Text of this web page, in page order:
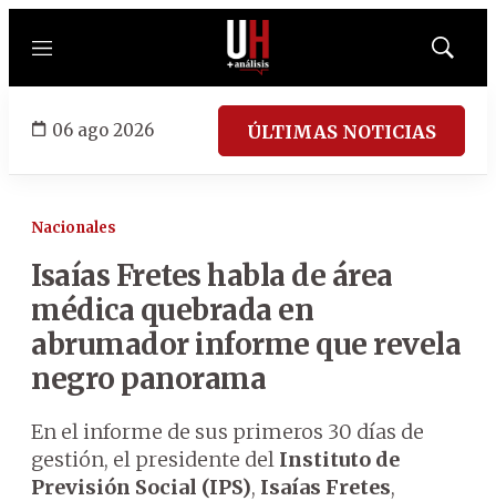
Menú
Mostrar
06 ago 2026 ÚLTIMAS NOTICIAS
Nacionales
Isaías Fretes habla de área
médica quebrada en
abrumador informe que revela
negro panorama
En el informe de sus primeros 30 días de
gestión, el presidente del Instituto de
Previsión Social (IPS), Isaías Fretes,